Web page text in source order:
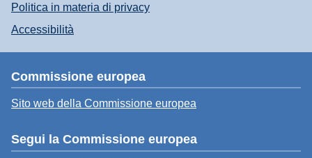
Politica in materia di privacy
Accessibilità
Commissione europea
Sito web della Commissione europea
Segui la Commissione europea